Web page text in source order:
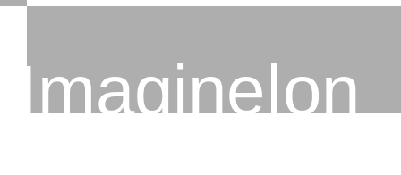
Imagine|on